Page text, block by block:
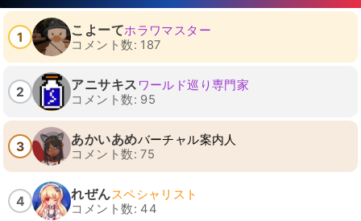
1 こよーてホラワマスター
コメント数: 187
2 アニサキス ワールド巡り専門家
コメント数: 95
3 あかいあめバーチャル案内人
コメント数: 75
4 れぜんスペシャリスト
コメント数: 44